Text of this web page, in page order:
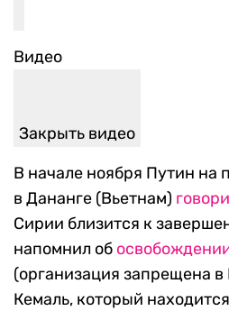
Видео
Закрыть видео
В начале ноября Путин на
в Дананге (Вьетнам)
Сирии близится к
напомнил об
(организация запрещена
Кемаль, который